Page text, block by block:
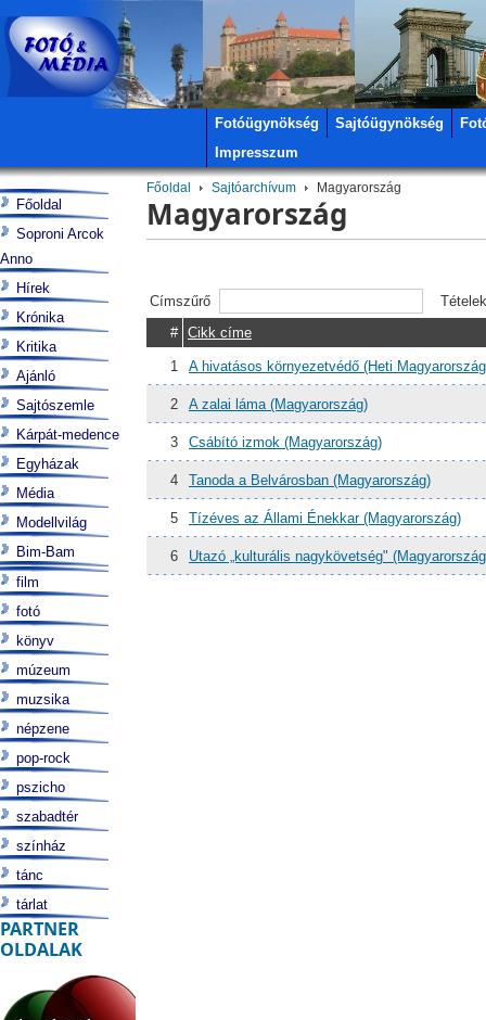
Fotóügynökség Sajtóügynökség
Impresszum
Főoldal Sajtóarchívum Magyarország
Magyarország
Címszűrő
#
Cikk címe
1 A hivatásos környezetvédő (Heti
2 A zalai láma (Magyarország)
3 Csábító izmok (Magyarország)
4 Tanoda a Belvárosban (Magyarország)
5 Tízéves az Állami Énekkar (Magyarország)
6 Utazó „kulturális nagykövetség"
Főoldal
Soproni Arcok
Anno
Hírek
Krónika
Kritika
Ajánló
Sajtószemle
Kárpát-medence
Egyházak
Média
Modellvilág
Bim-Bam
film
fotó
könyv
múzeum
muzsika
népzene
pop-rock
pszicho
szabadtér
színház
tánc
tárlat
PARTNER
OLDALAK